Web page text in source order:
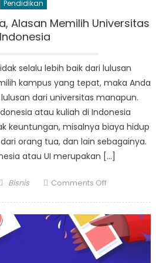
Pendidikan
Alasan Memilih Universitas
Indonesia
selalu lebih baik dari lulusan
kampus yang tepat, maka Anda
dari universitas manapun.
atau kuliah di Indonesia
keuntungan, misalnya biaya hidup
orang tua, dan lain sebagainya.
atau UI merupakan […]
Author
Bisnis Comments Offon
Indonesia,
Alasan
Memilih